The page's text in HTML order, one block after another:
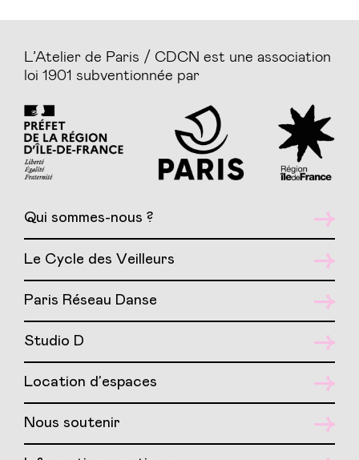
L’Atelier de Paris / CDCN est une association
loi 1901 subventionnée par
Qui sommes-nous ?
Le Cycle des Veilleurs
Paris Réseau Danse
Studio D
Location d’espaces
Nous soutenir